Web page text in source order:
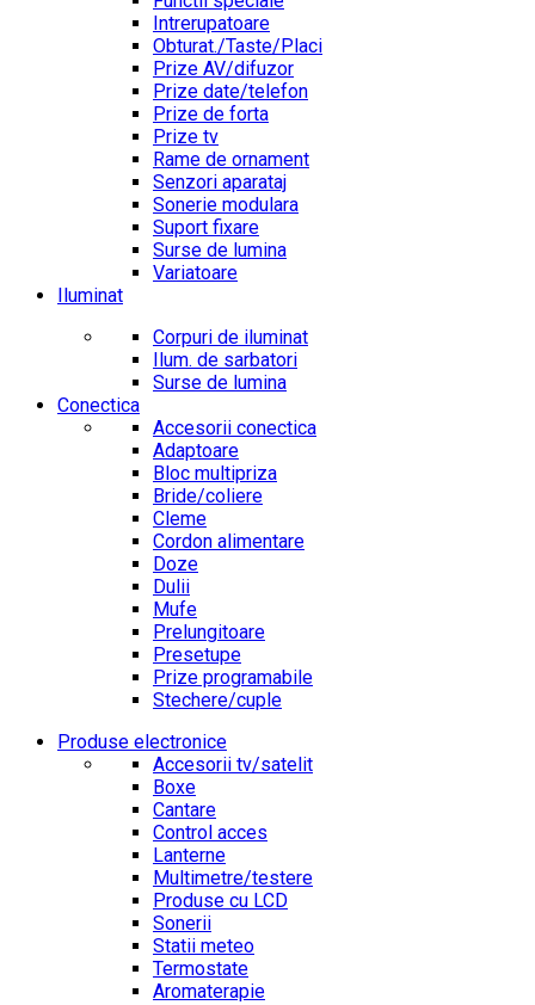
Intrerupatoare
Obturat./Taste/Placi
Prize AV/difuzor
Prize date/telefon
Prize de forta
Prize tv
Rame de ornament
Senzori aparataj
Sonerie modulara
Suport fixare
Surse de lumina
Variatoare
Iluminat
Corpuri de iluminat
Ilum. de sarbatori
Surse de lumina
Conectica
Accesorii conectica
Adaptoare
Bloc multipriza
Bride/coliere
Cleme
Cordon alimentare
Doze
Dulii
Mufe
Prelungitoare
Presetupe
Prize programabile
Stechere/cuple
Produse electronice
Accesorii tv/satelit
Boxe
Cantare
Control acces
Lanterne
Multimetre/testere
Produse cu LCD
Sonerii
Statii meteo
Termostate
Aromaterapie